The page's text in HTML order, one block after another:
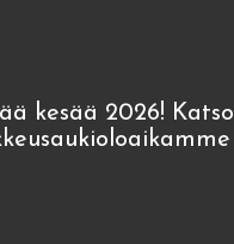
kesää 2026! Katso